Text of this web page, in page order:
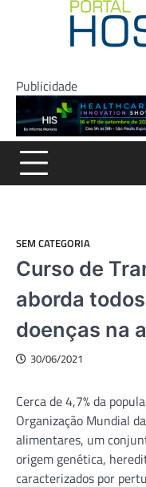
Publicidade
SEM CATEGORIA
Curso de
aborda
doenças na
30/06/2021
Cerca de 4,7% da
Organização Mundial
alimentares, um
origem genética,
caracterizados por